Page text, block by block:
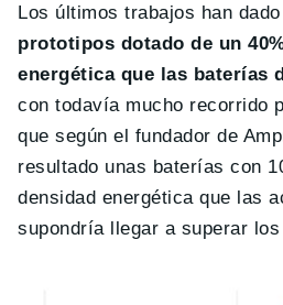
Los últimos trabajos han
prototipos dotado de un
energética que las baterías
con todavía mucho recorrido
que según el fundador de
resultado unas baterías con
densidad energética que las
supondría llegar a superar